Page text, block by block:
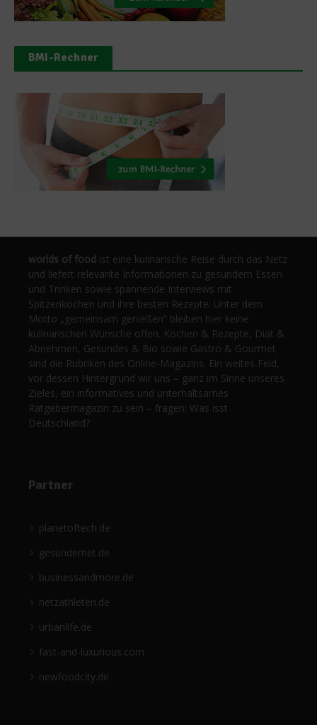
BMI-Rechner
worlds of food ist eine kulinarische Reise durch das Netz
und liefert relevante Informationen zu gesundem Essen
und Trinken sowie spannende Interviews mit
Spitzenköchen und ihre besten Rezepte. Unter dem
Motto „gemeinsam genießen“ bleiben hier keine
kulinarischen Wünsche offen. Kochen & Rezepte, Diät &
Abnehmen, Gesundes & Bio sowie Gastro & Gourmet
sind die Rubriken des Online-Magazins. Ein weites Feld,
vor dessen Hintergrund wir uns – ganz im Sinne unseres
Zieles, ein informatives und unterhaltsames
Ratgebermagazin zu sein – fragen: Was isst
Deutschland?
Partner
planetoftech.de
gesündernet.de
businessandmore.de
netzathleten.de
urbanlife.de
fast-and-luxurious.com
newfoodcity.de